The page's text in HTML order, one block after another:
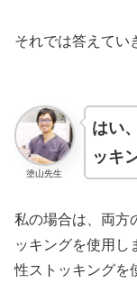
それでは答えてい
塗山先生
はい
ッキ
私の場合は、両方
ッキングを使用し
性ストッキングを